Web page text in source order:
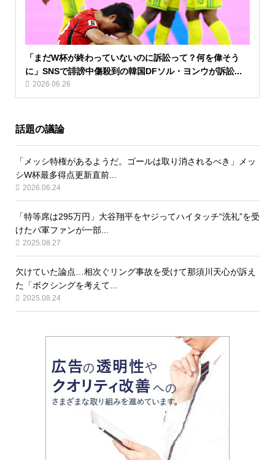
「まだW杯が終わっていないのに訴訟って？何を偉そう
に」SNSで誹謗中傷殺到の韓国DFソル・ヨンウが訴訟...
2026.06.26
話題の議論
「メッシ特権があるようだ。ゴールは取り消されるべき」メッ
シW杯最多得点更新直前...
2026.06.24
「特等席は295万円」大谷翔平をヤジってハイタッチ“洗礼”を受
けたパ軍ファンが一部...
2025.08.27
欠けていた論点…相次ぐリング事故を受けて那須川天心が訴え
た「ボクシングを考えて...
2025.08.24